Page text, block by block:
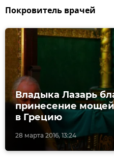
Покровитель врачей
28 марта 2016, 13:24
Владыка Лазарь
принесение
в Грецию